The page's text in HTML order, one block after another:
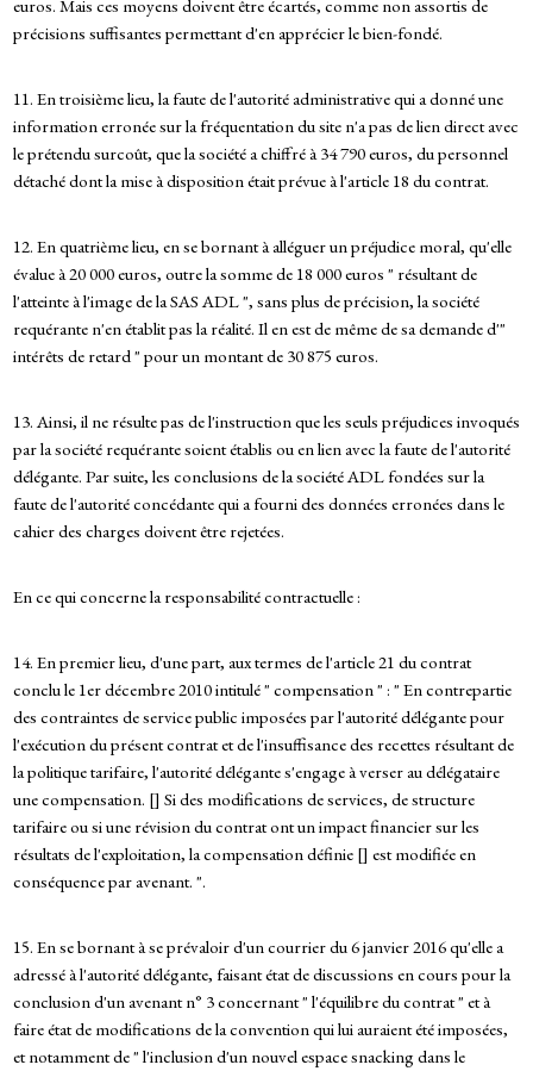
euros. Mais ces moyens doivent être écartés, comme non assortis de
précisions suffisantes permettant d'en apprécier le bien-fondé.
11. En troisième lieu, la faute de l'autorité administrative qui a donné une
information erronée sur la fréquentation du site n'a pas de lien direct avec
le prétendu surcoût, que la société a chiffré à 34 790 euros, du personnel
détaché dont la mise à disposition était prévue à l'article 18 du contrat.
12. En quatrième lieu, en se bornant à alléguer un préjudice moral, qu'elle
évalue à 20 000 euros, outre la somme de 18 000 euros " résultant de
l'atteinte à l'image de la SAS ADL ", sans plus de précision, la société
requérante n'en établit pas la réalité. Il en est de même de sa demande d'"
intérêts de retard " pour un montant de 30 875 euros.
13. Ainsi, il ne résulte pas de l'instruction que les seuls préjudices invoqués
par la société requérante soient établis ou en lien avec la faute de l'autorité
délégante. Par suite, les conclusions de la société ADL fondées sur la
faute de l'autorité concédante qui a fourni des données erronées dans le
cahier des charges doivent être rejetées.
En ce qui concerne la responsabilité contractuelle :
14. En premier lieu, d'une part, aux termes de l'article 21 du contrat
conclu le 1er décembre 2010 intitulé " compensation " : " En contrepartie
des contraintes de service public imposées par l'autorité délégante pour
l'exécution du présent contrat et de l'insuffisance des recettes résultant de
la politique tarifaire, l'autorité délégante s'engage à verser au délégataire
une compensation. [] Si des modifications de services, de structure
tarifaire ou si une révision du contrat ont un impact financier sur les
résultats de l'exploitation, la compensation définie [] est modifiée en
conséquence par avenant. ".
15. En se bornant à se prévaloir d'un courrier du 6 janvier 2016 qu'elle a
adressé à l'autorité délégante, faisant état de discussions en cours pour la
conclusion d'un avenant n° 3 concernant " l'équilibre du contrat " et à
faire état de modifications de la convention qui lui auraient été imposées,
et notamment de " l'inclusion d'un nouvel espace snacking dans le